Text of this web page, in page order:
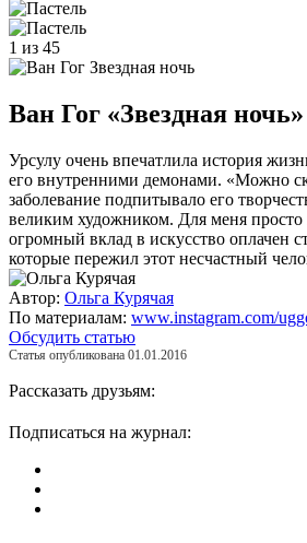
1 из 45
Ван Гог «Звездная ночь»
Урсулу очень впечатлила история
его внутренними демонами. «Можно
заболевание подпитывало его
великим художником. Для меня просто
огромный вклад в искусство оплачен
которые пережил этот несчастный
Автор: Ольга Курячая
По материалам: www.instagram.com/
Обсудить статью
Статья опубликована 01.01.2016
Рассказать друзьям:
Подписаться на журнал: